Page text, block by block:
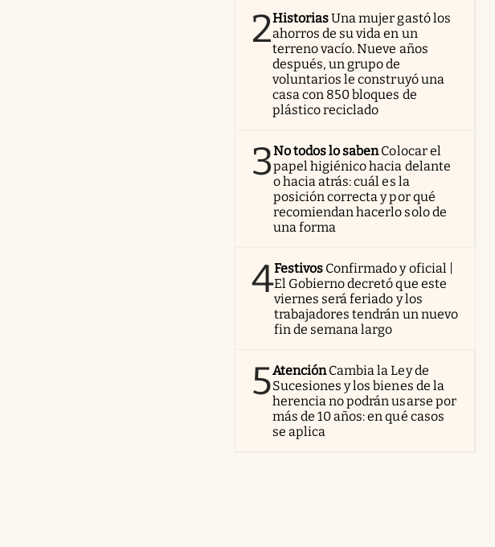
2HistoriasUna mujer gastó los
ahorros de su vida en un
terreno vacío. Nueve años
después, un grupo de
voluntarios le construyó una
casa con 850 bloques de
plástico reciclado
3No todos lo sabenColocar el
papel higiénico hacia delante
o hacia atrás: cuál es la
posición correcta y por qué
recomiendan hacerlo solo de
una forma
4Festivos Confirmado y oficial |
El Gobierno decretó que este
viernes será feriado y los
trabajadores tendrán un nuevo
fin de semana largo
5AtenciónCambia la Ley de
Sucesiones y los bienes de la
herencia no podrán usarse por
más de 10 años: en qué casos
se aplica